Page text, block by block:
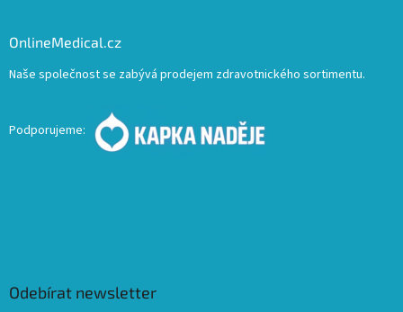
OnlineMedical.cz
Naše společnost se zabývá prodejem zdravotnického sortimentu.
Podporujeme:
Odebírat newsletter